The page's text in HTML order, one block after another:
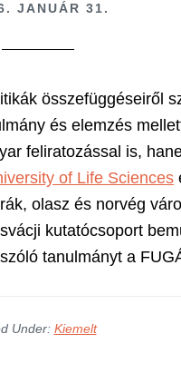
JANUÁR 31.
összefüggéseiről
és elemzés
feliratozással is,
of Life Sciences
olasz és norvég
kutatócsoport
tanulmányt a
Under: Kiemelt